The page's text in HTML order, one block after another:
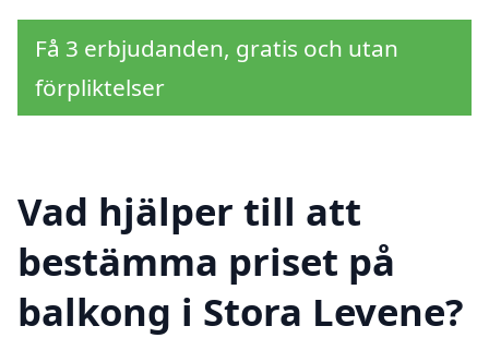
Få 3 erbjudanden, gratis och utan
förpliktelser
Vad hjälper till att
bestämma priset på
balkong i Stora Levene?